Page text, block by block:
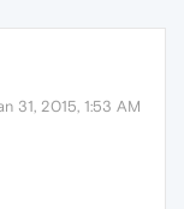
31, 2015, 1:53 AM